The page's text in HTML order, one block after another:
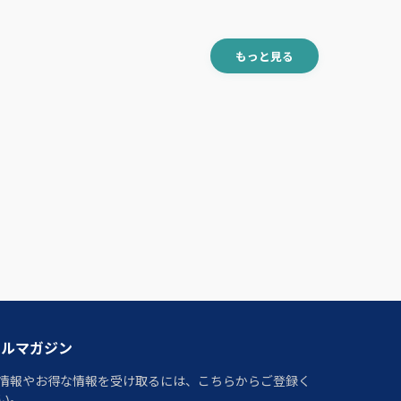
もっと見る
マガジン
報やお得な情報を受け取るには、こちらからご登録く